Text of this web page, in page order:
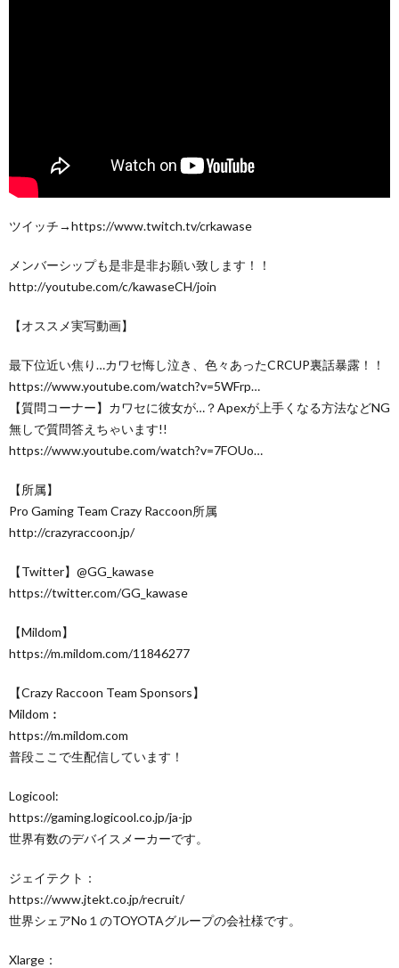
ツイッチ→https://www.twitch.tv/crkawase
メンバーシップも是非是非お願い致します！！
http://youtube.com/c/kawaseCH/join
【オススメ実写動画】
最下位近い焦り…カワセ悔し泣き、色々あったCRCUP裏話暴露！！
https://www.youtube.com/watch?v=5WFrp…
【質問コーナー】カワセに彼女が…？Apexが上手くなる方法などNG
無しで質問答えちゃいます!!
https://www.youtube.com/watch?v=7FOUo…
【所属】
Pro Gaming Team Crazy Raccoon所属
http://crazyraccoon.jp/​
【Twitter】@GG_kawase
https://twitter.com/GG_kawase​
【Mildom】
https://m.mildom.com/11846277
【Crazy Raccoon Team Sponsors】
Mildom︰
https://m.mildom.com
普段ここで生配信しています！
Logicool:
https://gaming.logicool.co.jp/ja-jp​
世界有数のデバイスメーカーです。
ジェイテクト：
https://www.jtekt.co.jp/recruit/​
世界シェアNo１のTOYOTAグループの会社様です。
Xlarge：